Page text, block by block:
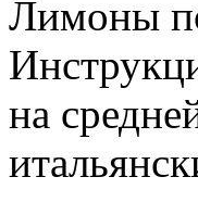
Лимоны
на